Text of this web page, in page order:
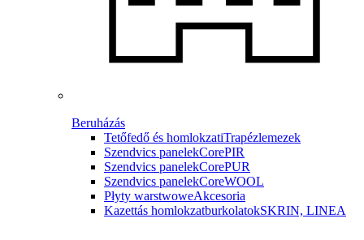
Beruházás
Tetőfedő és homlokzatiTrapézlemezek
Szendvics panelekCorePIR
Szendvics panelekCorePUR
Szendvics panelekCoreWOOL
Płyty warstwoweAkcesoria
Kazettás homlokzatburkolatokSKRIN, LINEA